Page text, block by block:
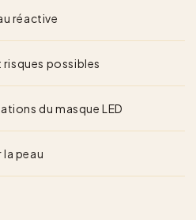
réactive
risques possibles
du masque LED
peau